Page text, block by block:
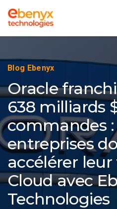
Blog Ebenyx
Oracle
638 milliards
commandes
entreprises
accélérer
Cloud avec
Technologies